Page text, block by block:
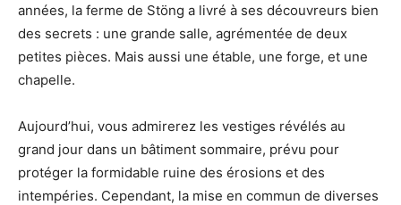
années, la ferme de Stöng a livré à ses découvreurs bien
des secrets : une grande salle, agrémentée de deux
petites pièces. Mais aussi une étable, une forge, et une
chapelle.
Aujourd’hui, vous admirerez les vestiges révélés au
grand jour dans un bâtiment sommaire, prévu pour
protéger la formidable ruine des érosions et des
intempéries. Cependant, la mise en commun de diverses